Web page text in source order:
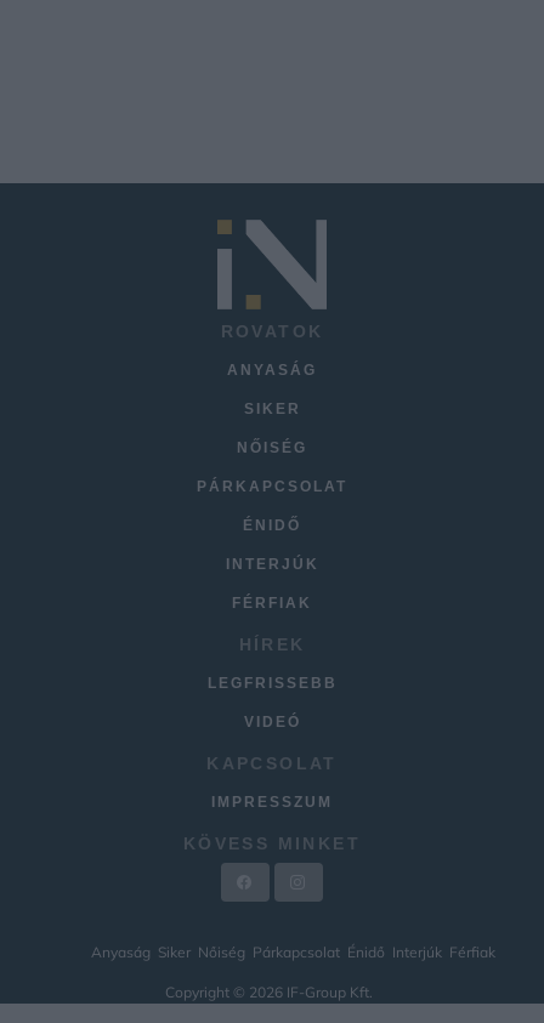
ROVATOK
ANYASÁG
SIKER
NŐISÉG
PÁRKAPCSOLAT
ÉNIDŐ
INTERJÚK
FÉRFIAK
HÍREK
LEGFRISSEBB
VIDEÓ
KAPCSOLAT
IMPRESSZUM
KÖVESS MINKET
Anyaság Siker Nőiség Párkapcsolat Énidő Interjúk Férfiak
Copyright © 2026 IF-Group Kft.